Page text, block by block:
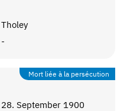
Tholey
-
Mort liée à la persécution
28. September 1900